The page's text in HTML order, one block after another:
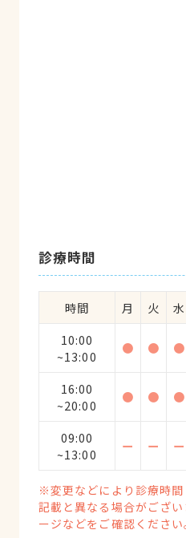
診療時間
時間 月 火 水
10:00
~13:00
● ● ●
16:00
~20:00
● ● ●
09:00
~13:00
ー ー ー
※変更などにより診療時
記載と異なる場合がござ
ージなどをご確認ください